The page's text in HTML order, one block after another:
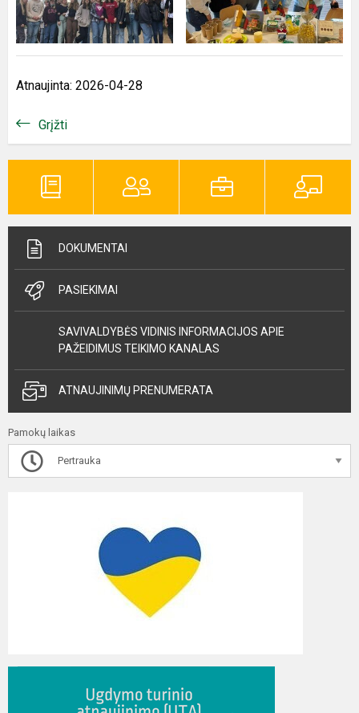
Atnaujinta: 2026-04-28
Grįžti
DOKUMENTAI
PASIEKIMAI
SAVIVALDYBĖS VIDINIS INFORMACIJOS APIE
PAŽEIDIMUS TEIKIMO KANALAS
ATNAUJINIMŲ PRENUMERATA
Pamokų laikas
Pertrauka